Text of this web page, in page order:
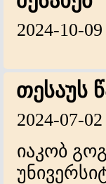
2024-10-09
თესაუს
2024-07-02
იაკობ